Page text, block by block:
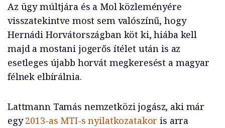
Az ügy múltjára és a Mol közleményére
visszatekintve most sem valószínű, hogy
Hernádi Horvátországban köt ki, hiába kell
majd a mostani jogerős ítélet után is az
esetleges újabb horvát megkeresést a magyar
félnek elbírálnia.
Lattmann Tamás nemzetközi jogász, aki már
egy2013-as MTI-s nyilatkozatakor is arra